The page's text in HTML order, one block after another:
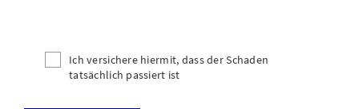
Ich versichere hiermit, dass der Schaden
tatsächlich passiert ist